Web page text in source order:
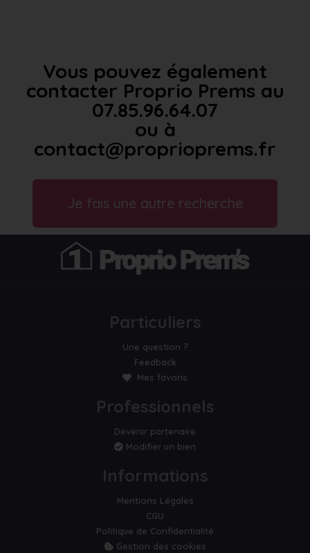
Vous pouvez également
contacter Proprio Prems au
07.85.96.64.07
ou à
contact@proprioprems.fr
Je fais une autre recherche
Particuliers
Une question ?
Feedback
Mes favoris
Professionnels
Devenir partenaire
Modifier un bien
Informations
Mentions Légales
CGU
Politique de Confidentialité
Gestion des cookies